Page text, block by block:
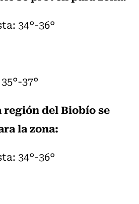
34°-36°
37°
región del Biobío se
la zona:
34°-36°